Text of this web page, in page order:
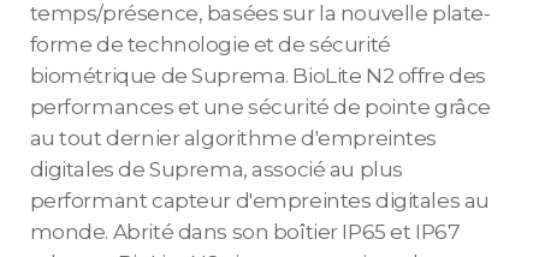
temps/présence, basées sur la nouvelle plate-
forme de technologie et de sécurité
biométrique de Suprema. BioLite N2 offre des
performances et une sécurité de pointe grâce
au tout dernier algorithme d'empreintes
digitales de Suprema, associé au plus
performant capteur d'empreintes digitales au
monde. Abrité dans son boîtier IP65 et IP67